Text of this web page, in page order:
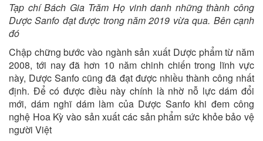
Tạp chí Bách Gia Trăm Họ vinh danh những thành công
Dược Sanfo đạt được trong năm 2019 vừa qua. Bên cạnh
đó
Chập chững bước vào ngành sản xuất Dược phẩm từ năm
2008, tới nay đã hơn 10 năm chinh chiến trong lĩnh vực
này, Dược Sanfo cũng đã đạt được nhiều thành công nhất
định. Để có được điều này chính là nhờ nỗ lực dám đổi
mới, dám nghĩ dám làm của Dược Sanfo khi đem công
nghệ Hoa Kỳ vào sản xuất các sản phẩm sức khỏe bảo vệ
người Việt